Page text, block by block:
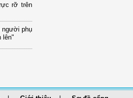
rỡ trên
người phụ
lên"